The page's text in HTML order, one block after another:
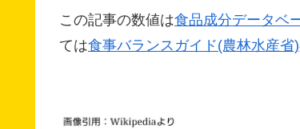
この記事の数値は食品成分データベ
ては食事バランスガイド(農林水産省)